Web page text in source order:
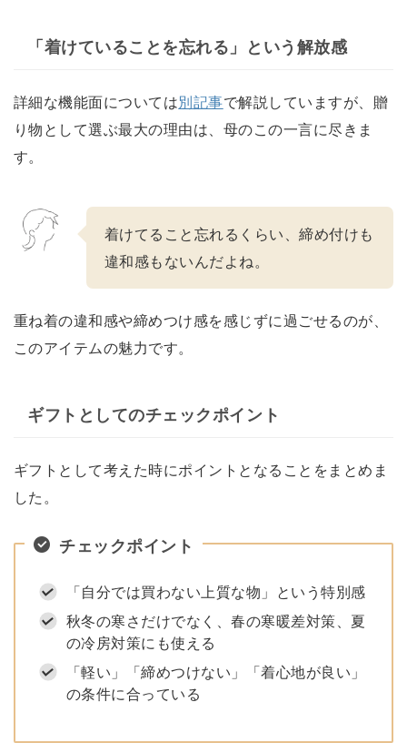
「着けていることを忘れる」という解放感
詳細な機能面については別記事で解説していますが、贈
り物として選ぶ最大の理由は、母のこの一言に尽きま
す。
着けてること忘れるくらい、締め付けも
違和感もないんだよね。
重ね着の違和感や締めつけ感を感じずに過ごせるのが、
このアイテムの魅力です。
ギフトとしてのチェックポイント
ギフトとして考えた時にポイントとなることをまとめま
した。
チェックポイント
「自分では買わない上質な物」という特別感
秋冬の寒さだけでなく、春の寒暖差対策、夏
の冷房対策にも使える
「軽い」「締めつけない」「着心地が良い」
の条件に合っている